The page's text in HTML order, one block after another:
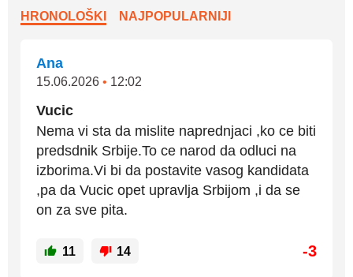
HRONOLOŠKI NAJPOPULARNIJI
Ana
15.06.2026 • 12:02
Vucic
Nema vi sta da mislite naprednjaci ,ko ce biti
predsdnik Srbije.To ce narod da odluci na
izborima.Vi bi da postavite vasog kandidata
,pa da Vucic opet upravlja Srbijom ,i da se
on za sve pita.
11 14 -3